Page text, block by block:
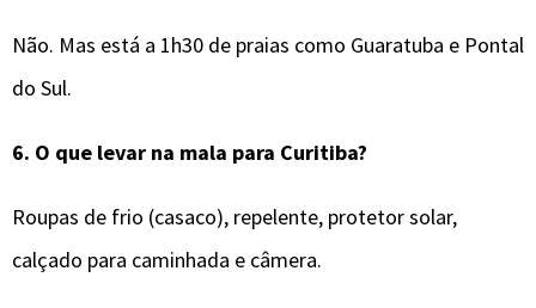
Não. Mas está a 1h30 de praias como Guaratuba e Pontal
do Sul.
6. O que levar na mala para Curitiba?
Roupas de frio (casaco), repelente, protetor solar,
calçado para caminhada e câmera.